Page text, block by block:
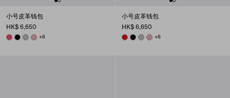
小号皮革钱包
HK$ 6,650
PEONY PINK
BLACKDARK GREY
ROSY BLUSH
+6
小号皮革钱包
HK$ 6,650
REDBLACKDARK GREY
ROSY BLUSH
+6